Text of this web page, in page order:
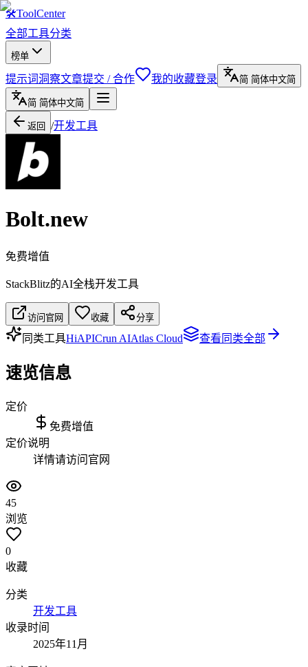
🛠ToolCenter
全部工具分类
榜单
提示词洞察文章提交 / 合作 我的收藏登录 简 简体中文简
简 简体中文简
返回 /开发工具
Bolt.new
免费增值
StackBlitz的AI全栈开发工具
访问官网 收藏 分享
同类工具HiAPICrun AIAtlas Cloud 查看同类全部
速览信息
定价
免费增值
定价说明
详情请访问官网
45
浏览
0
收藏
分类
开发工具
收录时间
2025年11月